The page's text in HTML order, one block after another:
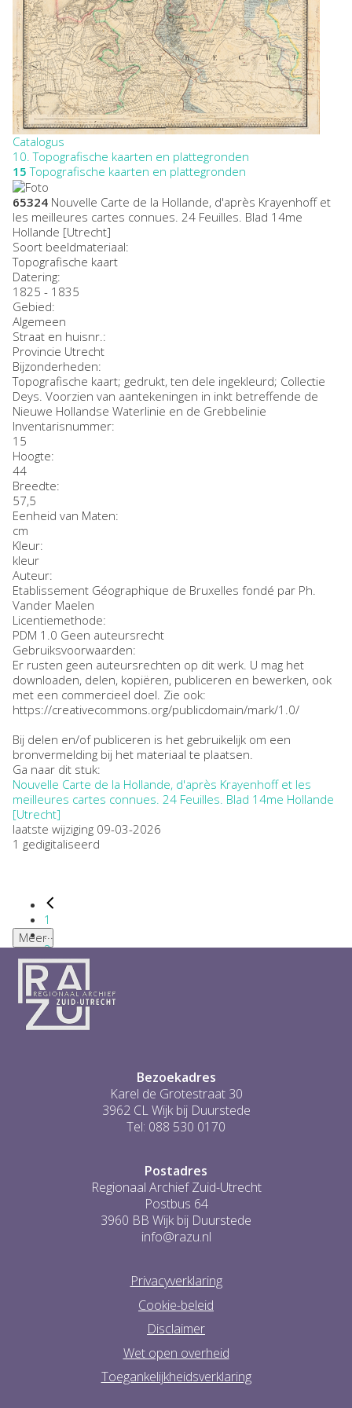
Catalogus
10. Topografische kaarten en plattegronden
15 Topografische kaarten en plattegronden
65324 Nouvelle Carte de la Hollande, d'après Krayenhoff et
les meilleures cartes connues. 24 Feuilles. Blad 14me
Hollande [Utrecht]
Soort beeldmateriaal:
Topografische kaart
Datering:
1825 - 1835
Gebied:
Algemeen
Straat en huisnr.:
Provincie Utrecht
Bijzonderheden:
Topografische kaart; gedrukt, ten dele ingekleurd; Collectie
Deys. Voorzien van aantekeningen in inkt betreffende de
Nieuwe Hollandse Waterlinie en de Grebbelinie
Inventarisnummer:
15
Hoogte:
44
Breedte:
57,5
Eenheid van Maten:
cm
Kleur:
kleur
Auteur:
Etablissement Géographique de Bruxelles fondé par Ph.
Vander Maelen
Licentiemethode:
PDM 1.0 Geen auteursrecht
Gebruiksvoorwaarden:
Er rusten geen auteursrechten op dit werk. U mag het
downloaden, delen, kopiëren, publiceren en bewerken, ook
met een commercieel doel. Zie ook:
https://creativecommons.org/publicdomain/mark/1.0/
Bij delen en/of publiceren is het gebruikelijk om een
bronvermelding bij het materiaal te plaatsen.
Ga naar dit stuk:
Nouvelle Carte de la Hollande, d'après Krayenhoff et les
meilleures cartes connues. 24 Feuilles. Blad 14me Hollande
[Utrecht]
laatste wijziging 09-03-2026
1 gedigitaliseerd
1
...
2
3
4
5
6
...
Meer
Bezoekadres
Karel de Grotestraat 30
3962 CL Wijk bij Duurstede
Tel: 088 530 0170
Postadres
Regionaal Archief Zuid-Utrecht
Postbus 64
3960 BB Wijk bij Duurstede
info@razu.nl
Privacyverklaring
Cookie-beleid
Disclaimer
Wet open overheid
Toegankelijkheidsverklaring